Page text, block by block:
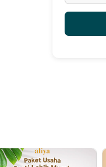
Zingiber
MANFAAT
Mel Depuratum
9. Menjaga
10. Membuat